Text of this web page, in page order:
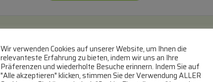
Hk1432223 Alt
Schutzschalter
lieferbar innerhalb
von 12 Wochen
Wir verwenden Cookies auf unserer Website, um Ihnen die
relevanteste Erfahrung zu bieten, indem wir uns an Ihre
Präferenzen und wiederholte Besuche erinnern. Indem Sie auf
"Alle akzeptieren" klicken, stimmen Sie der Verwendung ALLER